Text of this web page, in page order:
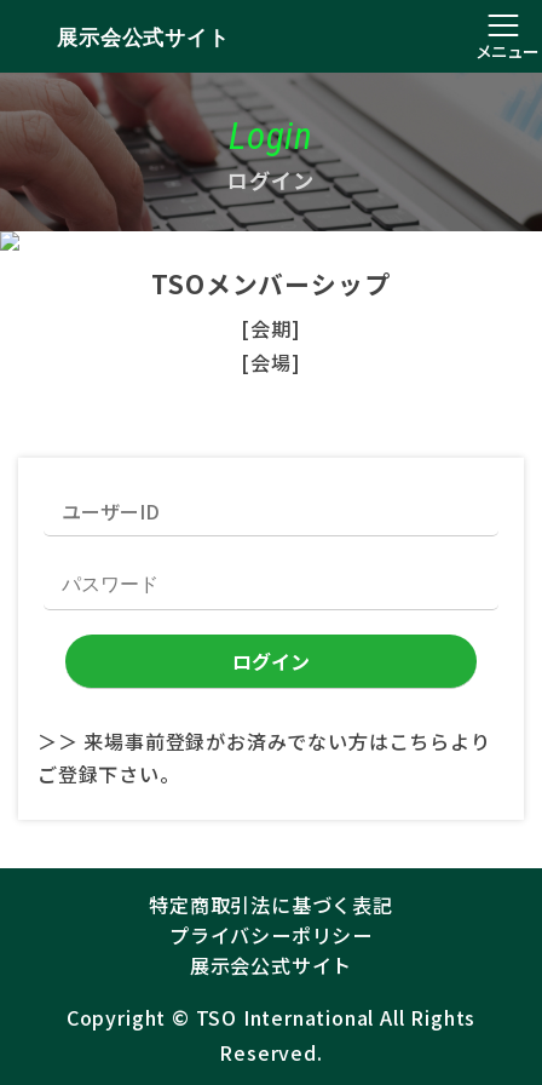
展示会公式サイト
メニュー
Login
ログイン
TSOメンバーシップ
[会期]
[会場]
＞＞ 来場事前登録がお済みでない方はこちらより
ご登録下さい。
特定商取引法に基づく表記
プライバシーポリシー
展示会公式サイト
Copyright ©︎ TSO International All Rights
Reserved.